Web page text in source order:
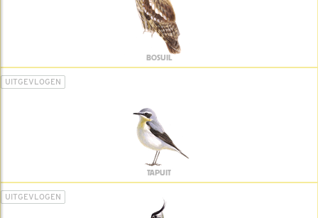
BOSUIL
UITGEVLOGEN
TAPUIT
UITGEVLOGEN